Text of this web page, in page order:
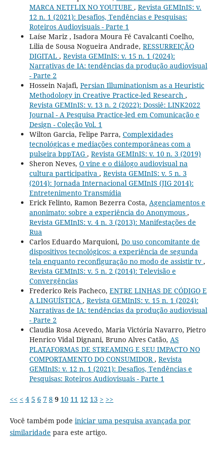
MARCA NETFLIX NO YOUTUBE , Revista GEMInIS: v.
12 n. 1 (2021): Desafios, Tendências e Pesquisas:
Roteiros Audiovisuais - Parte 1
Laíse Mariz , Isadora Moura Fé Cavalcanti Coelho,
Lilia de Sousa Nogueira Andrade, RESSURREIÇÃO
DIGITAL , Revista GEMInIS: v. 15 n. 1 (2024):
Narrativas de IA: tendências da produção audiovisual
- Parte 2
Hossein Najafi, Persian Illuminationism as a Heuristic
Methodology in Creative Practice-led Research ,
Revista GEMInIS: v. 13 n. 2 (2022): Dossiê: LINK2022
Journal - A Pesquisa Practice-led em Comunicação e
Design - Coleção Vol. 1
Wilton Garcia, Felipe Parra, Complexidades
tecnológicas e mediações contemporâneas com a
pulseira bppTAG , Revista GEMInIS: v. 10 n. 3 (2019)
Sheron Neves, O vine e o diálogo audiovisual na
cultura participativa , Revista GEMInIS: v. 5 n. 3
(2014): Jornada Internacional GEMInIS (JIG 2014):
Entretenimento Transmídia
Erick Felinto, Ramon Bezerra Costa, Agenciamentos e
anonimato: sobre a experiência do Anonymous ,
Revista GEMInIS: v. 4 n. 3 (2013): Manifestações de
Rua
Carlos Eduardo Marquioni, Do uso concomitante de
dispositivos tecnológicos: a experiência de segunda
tela enquanto reconfiguração no modo de assistir tv ,
Revista GEMInIS: v. 5 n. 2 (2014): Televisão e
Convergências
Frederico Reis Pacheco, ENTRE LINHAS DE CÓDIGO E
A LINGUÍSTICA , Revista GEMInIS: v. 15 n. 1 (2024):
Narrativas de IA: tendências da produção audiovisual
- Parte 2
Claudia Rosa Acevedo, Maria Victória Navarro, Pietro
Henrico Vidal Dignani, Bruno Alves Catão, AS
PLATAFORMAS DE STREAMING E SEU IMPACTO NO
COMPORTAMENTO DO CONSUMIDOR, Revista
GEMInIS: v. 12 n. 1 (2021): Desafios, Tendências e
Pesquisas: Roteiros Audiovisuais - Parte 1
<< < 4 5 6 7 8 9 10 11 12 13 > >>
Você também pode iniciar uma pesquisa avançada por
similaridade para este artigo.